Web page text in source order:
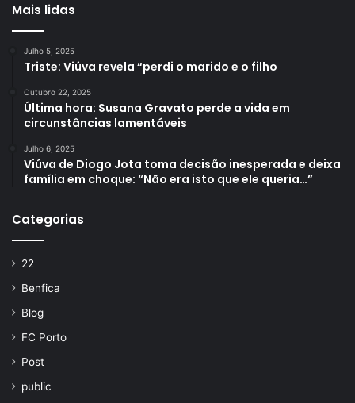
Mais lidas
Julho 5, 2025
Triste: Viúva revela “perdi o marido e o filho
Outubro 22, 2025
Última hora: Susana Gravato perde a vida em
circunstâncias lamentáveis
Julho 6, 2025
Viúva de Diogo Jota toma decisão inesperada e deixa
família em choque: “Não era isto que ele queria…”
Categorias
22
Benfica
Blog
FC Porto
Post
public